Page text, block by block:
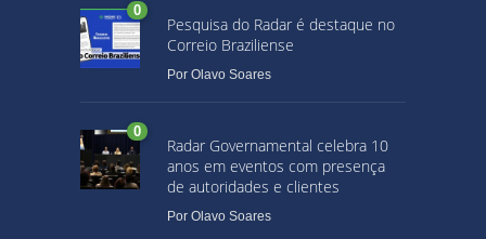
0
Pesquisa do Radar é destaque no
Correio Braziliense
Por Olavo Soares
0
Radar Governamental celebra 10
anos em eventos com presença
de autoridades e clientes
Por Olavo Soares